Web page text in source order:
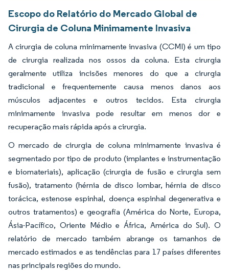
Escopo do Relatório do Mercado Global de
Cirurgia de Coluna Minimamente Invasiva
A cirurgia de coluna minimamente invasiva (CCMI) é um tipo
de cirurgia realizada nos ossos da coluna. Esta cirurgia
geralmente utiliza incisões menores do que a cirurgia
tradicional e frequentemente causa menos danos aos
músculos adjacentes e outros tecidos. Esta cirurgia
minimamente invasiva pode resultar em menos dor e
recuperação mais rápida após a cirurgia.
O mercado de cirurgia de coluna minimamente invasiva é
segmentado por tipo de produto (implantes e instrumentação
e biomateriais), aplicação (cirurgia de fusão e cirurgia sem
fusão), tratamento (hérnia de disco lombar, hérnia de disco
torácica, estenose espinhal, doença espinhal degenerativa e
outros tratamentos) e geografia (América do Norte, Europa,
Ásia-Pacífico, Oriente Médio e África, América do Sul). O
relatório de mercado também abrange os tamanhos de
mercado estimados e as tendências para 17 países diferentes
nas principais regiões do mundo.